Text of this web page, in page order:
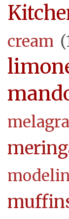
cream